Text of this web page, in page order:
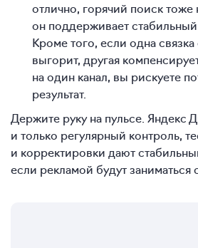
отлично, горячий поиск
он поддерживает стабильный
Кроме того, если одна
выгорит, другая
на один канал, вы рискуете
результат.
Держите руку на пульсе. Яндекс
и только регулярный контроль,
и корректировки дают
если рекламой будут заниматься